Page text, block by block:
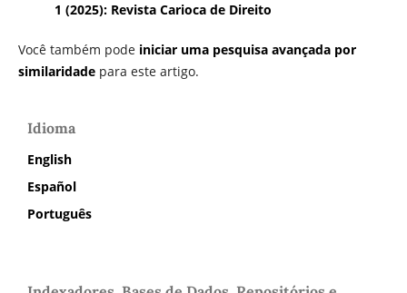
1 (2025): Revista Carioca de Direito
Você também pode iniciar uma pesquisa avançada por
similaridadepara este artigo.
Idioma
English
Español
Português